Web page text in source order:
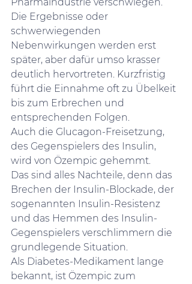
Die Ergebnisse oder
schwerwiegenden
Nebenwirkungen werden erst
später, aber dafür umso krasser
deutlich hervortreten. Kurzfristig
führt die Einnahme oft zu Übelkeit
bis zum Erbrechen und
entsprechenden Folgen.
Auch die Glucagon-Freisetzung,
des Gegenspielers des Insulin,
wird von Özempic gehemmt.
Das sind alles Nachteile, denn das
Brechen der Insulin-Blockade, der
sogenannten Insulin-Resistenz
und das Hemmen des Insulin-
Gegenspielers verschlimmern die
grundlegende Situation.
Als Diabetes-Medikament lange
bekannt, ist Özempic zum